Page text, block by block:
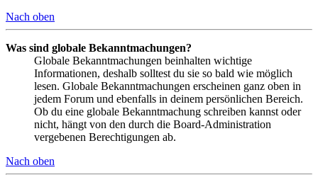
Nach oben
Was sind globale Bekanntmachungen?
Globale Bekanntmachungen beinhalten wichtige
Informationen, deshalb solltest du sie so bald wie möglich
lesen. Globale Bekanntmachungen erscheinen ganz oben in
jedem Forum und ebenfalls in deinem persönlichen Bereich.
Ob du eine globale Bekanntmachung schreiben kannst oder
nicht, hängt von den durch die Board-Administration
vergebenen Berechtigungen ab.
Nach oben